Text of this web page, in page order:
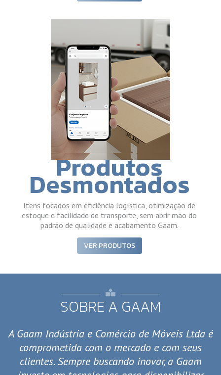
Produtos
Desmontados
Itens focados em eficiência logística, otimização de
estoque e facilidade de transporte, sem abrir mão do
padrão de qualidade e acabamento Gaam.
VER PRODUTOS
SOBRE A GAAM
A Gaam Indústria e Comércio de Móveis Ltda é
comprometida com o mercado e com seus
clientes. Sempre buscando inovar, a Gaam